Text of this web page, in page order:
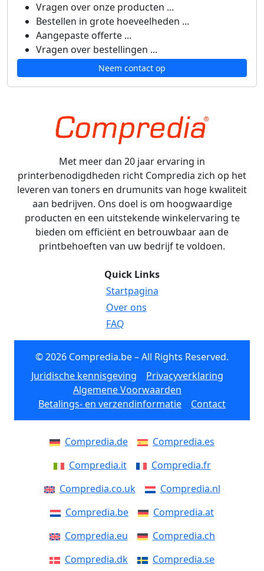
Vragen over onze producten ...
Bestellen in grote hoeveelheden ...
Aangepaste offerte ...
Vragen over bestellingen ...
Neem contact op
Met meer dan 20 jaar ervaring in
printerbenodigdheden richt Compredia zich op het
leveren van toners en drumunits van hoge kwaliteit
aan bedrijven. Ons doel is om hoogwaardige
producten en een uitstekende winkelervaring te
bieden om efficiënt en betrouwbaar aan de
printbehoeften van uw bedrijf te voldoen.
Quick Links
Startpagina
Over ons
FAQ
© 2026 Compredia.be – All Rights Reserved.
Juridische kennisgeving
Privacyverklaring
Algemene Voorwaarden
Betalings- en verzendinformatie
Contact
Compredia.de
Compredia.es
Compredia.it
Compredia.fr
Compredia.co.uk
Compredia.nl
Compredia.be
Compredia.at
Compredia.eu
Compredia.ch
Compredia.dk
Compredia.se